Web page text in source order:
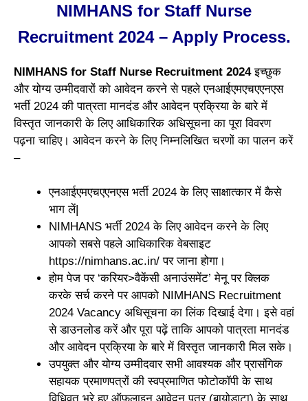
NIMHANS for Staff Nurse
Recruitment 2024 – Apply Process.
NIMHANS for Staff Nurse Recruitment 2024इच्छुक
और योग्य उम्मीदवारों को आवेदन करने से पहले एनआईएमएचएएनएस
भर्ती 2024 की पात्रता मानदंड और आवेदन प्रक्रिया के बारे में
विस्तृत जानकारी के लिए आधिकारिक अधिसूचना का पूरा विवरण
पढ़ना चाहिए। आवेदन करने के लिए निम्नलिखित चरणों का पालन करें
–
एनआईएमएचएएनएस भर्ती 2024 के लिए साक्षात्कार में कैसे
भाग लें|
NIMHANS भर्ती 2024 के लिए आवेदन करने के लिए
आपको सबसे पहले आधिकारिक वेबसाइट
https://nimhans.ac.in/ पर जाना होगा।
होम पेज पर ‘करियर>वैकेंसी अनाउंसमेंट’ मेनू पर क्लिक
करके सर्च करने पर आपको NIMHANS Recruitment
2024 Vacancy अधिसूचना का लिंक दिखाई देगा। इसे वहां
से डाउनलोड करें और पूरा पढ़ें ताकि आपको पात्रता मानदंड
और आवेदन प्रक्रिया के बारे में विस्तृत जानकारी मिल सके।
उपयुक्त और योग्य उम्मीदवार सभी आवश्यक और प्रासंगिक
सहायक प्रमाणपत्रों की स्वप्रमाणित फोटोकॉपी के साथ